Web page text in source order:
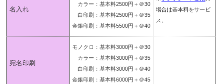
名入れ
カラー：基本料2500円＋＠30
白印刷：基本料2500円＋＠35
金銀印刷：基本料5500円＋＠40
場合は基本料をサービ
ス。
宛名印刷
モノクロ：基本料3000円＋＠30
カラー：基本料3000円＋＠35
白印刷：基本料3000円＋＠40
金銀印刷：基本料6000円＋＠45